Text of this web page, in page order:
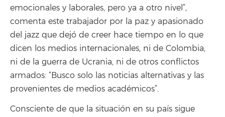
emocionales y laborales, pero ya a otro nivel”,
comenta este trabajador por la paz y apasionado
del jazz que dejó de creer hace tiempo en lo que
dicen los medios internacionales, ni de Colombia,
ni de la guerra de Ucrania, ni de otros conflictos
armados: “Busco solo las noticias alternativas y las
provenientes de medios académicos”.
Consciente de que la situación en su país sigue